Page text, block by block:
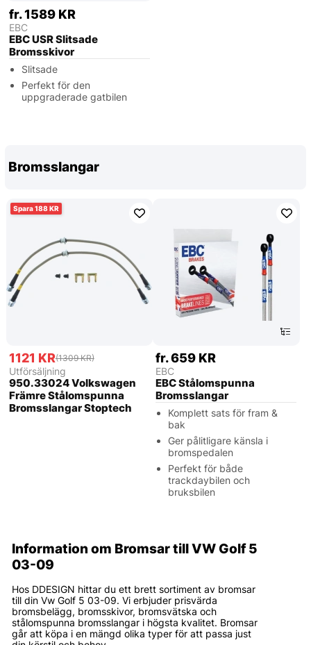
fr. 1589 KR
EBC
EBC USR Slitsade
Bromsskivor
Slitsade
Perfekt för den
uppgraderade gatbilen
Bromsslangar
188
1121 KR(1309 KR)
Utförsäljning
950.33024 Volkswagen
Främre Stålomspunna
Bromsslangar Stoptech
fr. 659 KR
EBC
EBC Stålomspunna
Bromsslangar
Komplett sats för fram &
bak
Ger pålitligare känsla i
bromspedalen
Perfekt för både
trackdaybilen och
bruksbilen
Information om Bromsar till VW Golf 5
03-09
Hos DDESIGN hittar du ett brett sortiment av bromsar
till din Vw Golf 5 03-09. Vi erbjuder prisvärda
bromsbelägg, bromsskivor, bromsvätska och
stålomspunna bromsslangar i högsta kvalitet. Bromsar
går att köpa i en mängd olika typer för att passa just